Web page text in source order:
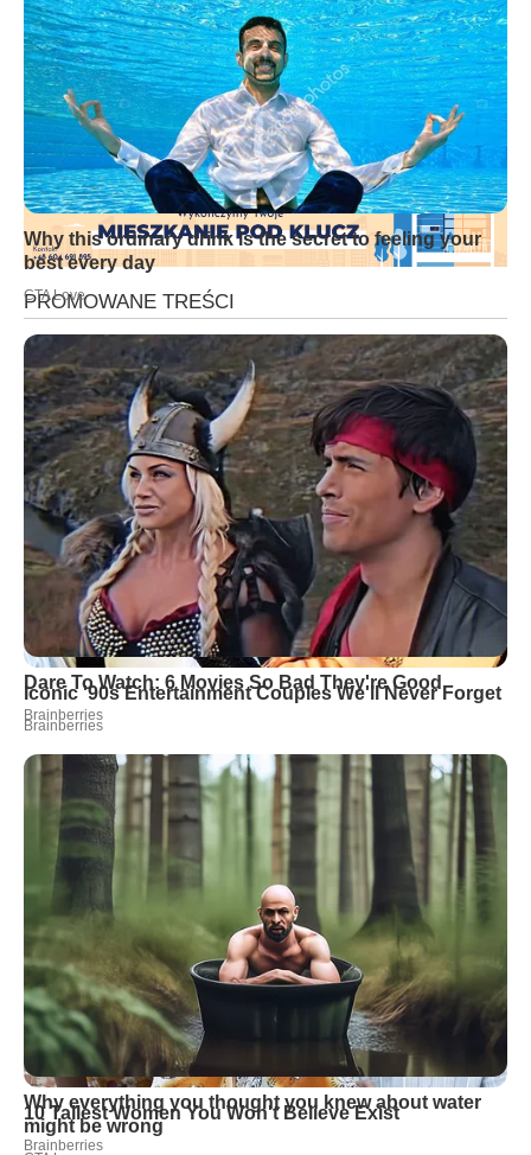
objęte prokuratorskim śledztwem. Pojazdy uczestniczące w
tym wypadku zostały zabezpieczone na policyjnym parkingu.
Wrzesińscy policjanci apelują o zachowanie ostrożności na
drodze. Na pozór dobrze wyglądające warunki mogą uśpić
czujność kierującego. Zawsze dobierajmy odpowiednią
prędkość do panujących warunków na drodze.